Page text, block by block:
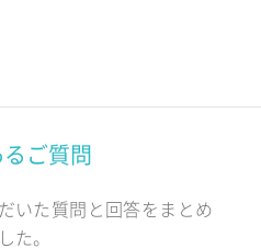
ご質問
いた質問と回答をまとめ
た。